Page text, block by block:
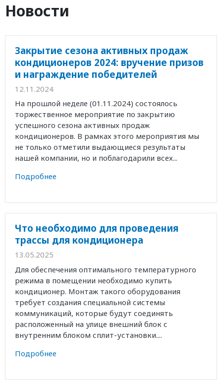
Новости
Закрытие сезона активных продаж
кондиционеров 2024: вручение призов
и награждение победителей
12.11.2024
На прошлой неделе (01.11.2024) состоялось
торжественное мероприятие по закрытию
успешного сезона активных продаж
кондиционеров. В рамках этого мероприятия мы
не только отметили выдающиеся результаты
нашей компании, но и поблагодарили всех...
Подробнее
Что необходимо для проведения
трассы для кондиционера
13.05.2025
Для обеспечения оптимального температурного
режима в помещении необходимо купить
кондиционер. Монтаж такого оборудования
требует создания специальной системы
коммуникаций, которые будут соединять
расположенный на улице внешний блок с
внутренним блоком сплит-установки....
Подробнее